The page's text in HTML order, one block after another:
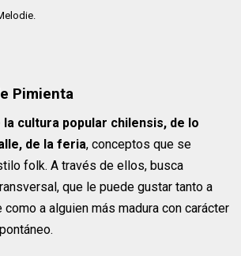
Pimienta
la cultura popular chilensis, de lo
de la feria, conceptos que se
folk. A través de ellos, busca
que le puede gustar tanto a
como a alguien más madura con carácter